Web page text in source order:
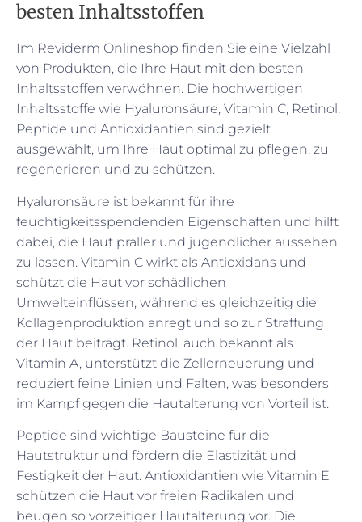
besten Inhaltsstoffen
Im Reviderm Onlineshop finden Sie eine Vielzahl
von Produkten, die Ihre Haut mit den besten
Inhaltsstoffen verwöhnen. Die hochwertigen
Inhaltsstoffe wie Hyaluronsäure, Vitamin C, Retinol,
Peptide und Antioxidantien sind gezielt
ausgewählt, um Ihre Haut optimal zu pflegen, zu
regenerieren und zu schützen.
Hyaluronsäure ist bekannt für ihre
feuchtigkeitsspendenden Eigenschaften und hilft
dabei, die Haut praller und jugendlicher aussehen
zu lassen. Vitamin C wirkt als Antioxidans und
schützt die Haut vor schädlichen
Umwelteinflüssen, während es gleichzeitig die
Kollagenproduktion anregt und so zur Straffung
der Haut beiträgt. Retinol, auch bekannt als
Vitamin A, unterstützt die Zellerneuerung und
reduziert feine Linien und Falten, was besonders
im Kampf gegen die Hautalterung von Vorteil ist.
Peptide sind wichtige Bausteine für die
Hautstruktur und fördern die Elastizität und
Festigkeit der Haut. Antioxidantien wie Vitamin E
schützen die Haut vor freien Radikalen und
beugen so vorzeitiger Hautalterung vor. Die